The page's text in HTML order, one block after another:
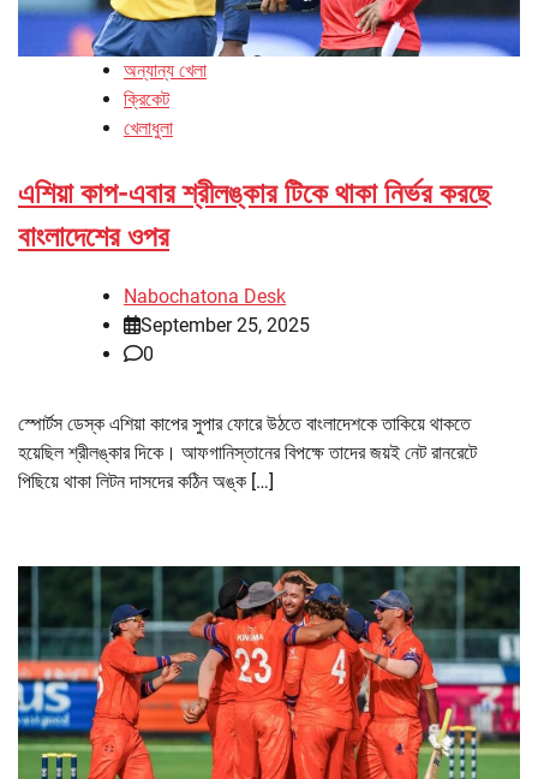
অন্যান্য খেলা
ক্রিকেট
খেলাধুলা
এশিয়া কাপ-এবার শ্রীলঙ্কার টিকে থাকা নির্ভর করছে
বাংলাদেশের ওপর
Nabochatona Desk
September 25, 2025
0
স্পোর্টস ডেস্ক এশিয়া কাপের সুপার ফোরে উঠতে বাংলাদেশকে তাকিয়ে থাকতে
হয়েছিল শ্রীলঙ্কার দিকে। আফগানিস্তানের বিপক্ষে তাদের জয়ই নেট রানরেটে
পিছিয়ে থাকা লিটন দাসদের কঠিন অঙ্ক […]